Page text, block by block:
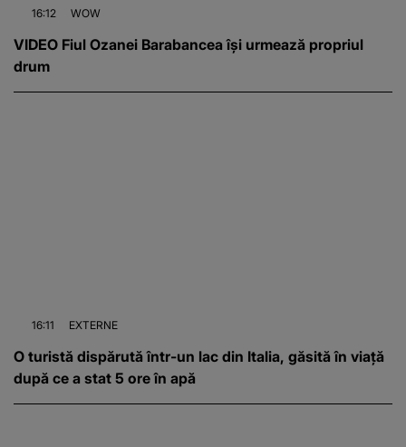
16:12 WOW
VIDEO Fiul Ozanei Barabancea își urmează propriul
drum
16:11 EXTERNE
O turistă dispărută într-un lac din Italia, găsită în viață
după ce a stat 5 ore în apă